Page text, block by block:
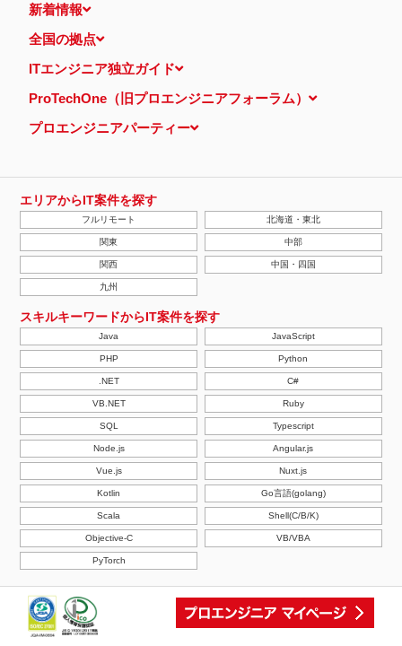
新着情報
全国の拠点
ITエンジニア独立ガイド
ProTechOne（旧プロエンジニアフォーラム）
プロエンジニアパーティー
エリアからIT案件を探す
フルリモート 北海道・東北
関東 中部
関西 中国・四国
九州
スキルキーワードからIT案件を探す
Java JavaScript
PHP Python
.NET C#
VB.NET Ruby
SQL Typescript
Node.js Angular.js
Vue.js Nuxt.js
Kotlin Go言語(golang)
Scala Shell(C/B/K)
Objective-C VB/VBA
PyTorch